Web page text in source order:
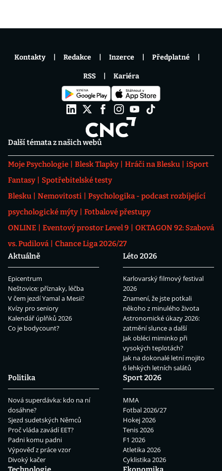
Další témata z našich webů
Moje Psychologie Blesk Tlapky Hráči na Blesku
iSport
Fantasy
Spotřebitelské testy
Blesku
Nemovitosti
Psychologika - podcast rozbíjející
psychologické mýty
Fotbalové přestupy
ONLINE
Eventový prostor Level 9
OKTAGON 92: Szabová
vs. Pudilová
Chance Liga 2026/27
Aktuálně
Epicentrum
Neštovice: příznaky, léčba
V čem jezdí Yamal a Mesii?
Kvízy pro seniory
Kalendář úplňků 2026
Co je bodycount?
Léto 2026
Karlovarský filmový festival
2026
Znamení, že jste potkali
někoho z minulého života
Astronomické úkazy 2026:
zatmění slunce a další
Jak obléci miminko při
vysokých teplotách?
Jak na dokonalé letní mojito
6 lehkých letních salátů
Politika
Nová superdávka: kdo na ní
dosáhne?
Sjezd sudetských Němců
Proč vláda zavádí EET?
Padni komu padni
Výpověď z práce vzor
Divoký kačer
Sport 2026
MMA
Fotbal 2026/27
Hokej 2026
Tenis 2026
F1 2026
Atletika 2026
Cyklistika 2026
Kontakty Redakce Inzerce Předplatné
RSS Kariéra